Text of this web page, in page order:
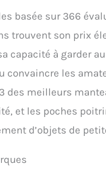
basée sur 366
trouvent son prix
capacité à garder
convaincre les
des meilleurs
et les poches
d’objets de